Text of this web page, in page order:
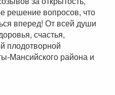
решение вопросов, что
вперед! От всей души
счастья,
плодотворной
Мансийского района и